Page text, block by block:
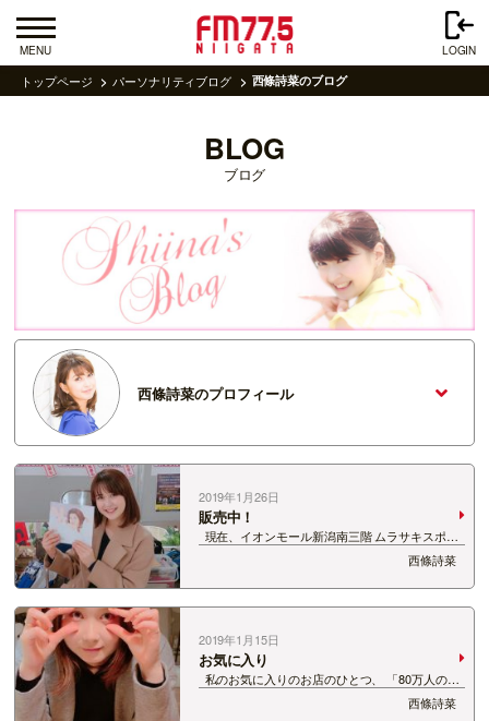
MENU LOGIN
トップページ パーソナリティブログ 西條詩菜のブログ
BLOG
ブログ
西條詩菜のプロフィール
2019年1月26日
販売中！
現在、イオンモール新潟南三階 ムラサキスポー
ツ前で 写真集販売会を開催中です！ このあと
17時まで開催していますので、 お時間がある方
はぜひいらしてくださいね！
西條詩菜
2019年1月15日
お気に入り
私のお気に入りのお店のひとつ、 「80万人のた
めのフレンチ OV」 お料理はもちろん、 スイー
ツも美味しいんです。 甘いものに目がない妹と
西條詩菜